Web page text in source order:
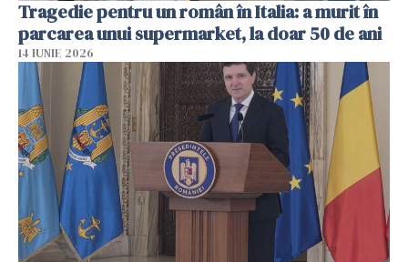
Tragedie pentru un român în Italia: a murit în
parcarea unui supermarket, la doar 50 de ani
14 IUNIE 2026